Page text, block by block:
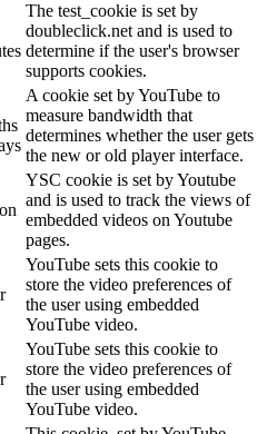
The test_cookie is set by
doubleclick.net and is used to
determine if the user's browser
supports cookies.
A cookie set by YouTube to
measure bandwidth that
determines whether the user gets
the new or old player interface.
YSC cookie is set by Youtube
and is used to track the views of
embedded videos on Youtube
pages.
YouTube sets this cookie to
store the video preferences of
the user using embedded
YouTube video.
YouTube sets this cookie to
store the video preferences of
the user using embedded
YouTube video.